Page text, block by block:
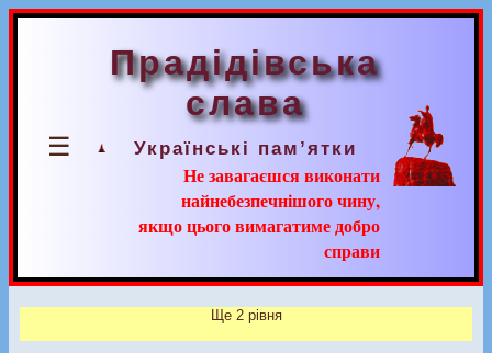
☰
Прадідівська
слава
Українські пам’ятки
Не завагаєшся виконати
найнебезпечнішого чину,
якщо цього вимагатиме добро
справи
Ще 2 рівня